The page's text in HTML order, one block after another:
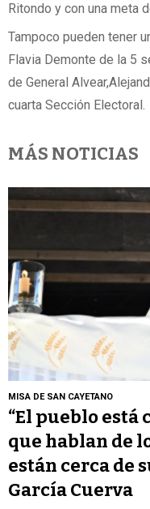
Ritondo y con una meta
Tampoco pueden tener
Flavia Demonte de la 5
de General
cuarta Sección Electoral.
MÁS NOTICIAS
MISA DE SAN CAYETANO
“El pueblo está
que hablan de
están cerca de
García Cuerva